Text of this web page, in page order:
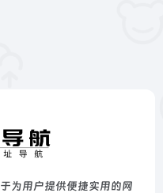
为用户提供便捷实用的网